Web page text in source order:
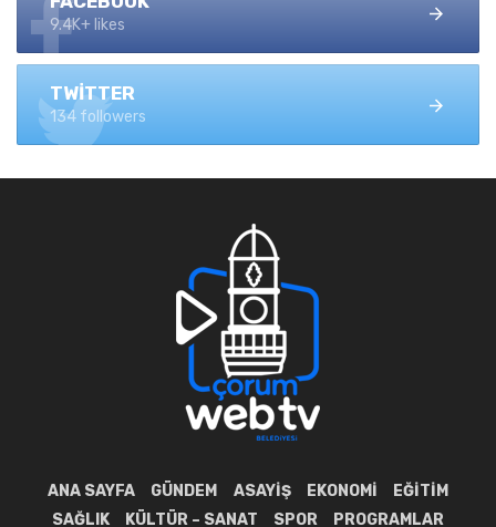
9.4K+ likes
TWITTER
134 followers
ANA SAYFA GÜNDEM ASAYIŞ EKONOMI
EĞITIM
SAĞLIK
KÜLTÜR – SANAT SPOR PROGRAMLAR